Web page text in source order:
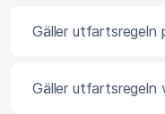
Gäller utfartsregeln
Gäller